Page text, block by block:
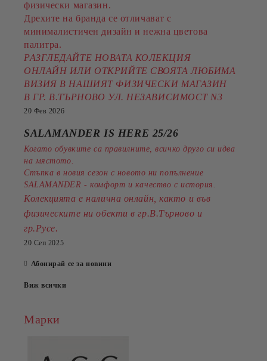
физически магазин.
Дрехите на бранда се отличават с
минималистичен дизайн и нежна цветова
палитра.
РАЗГЛЕДАЙТЕ НОВАТА КОЛЕКЦИЯ
ОНЛАЙН ИЛИ ОТКРИЙТЕ СВОЯТА ЛЮБИМА
ВИЗИЯ В НАШИЯТ ФИЗИЧЕСКИ МАГАЗИН
В ГР. В.ТЪРНОВО УЛ. НЕЗАВИСИМОСТ N3
20 Фев 2026
SALAMANDER IS HERE 25/26
Когато обувките са правилните, всичко друго си идва
на мястото.
Стъпка в новия сезон с новото ни попълнение
SALAMANDER - комфорт и качество с история.
Колекцията е налична онлайн, както и във
физическите ни обекти в гр.В.Търново и
гр.Русе.
20 Сеп 2025
Абонирай се за новини
Виж всички
Марки